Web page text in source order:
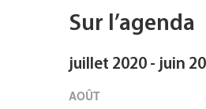
Sur l’agenda
juillet 2020 - juin
AOÛT